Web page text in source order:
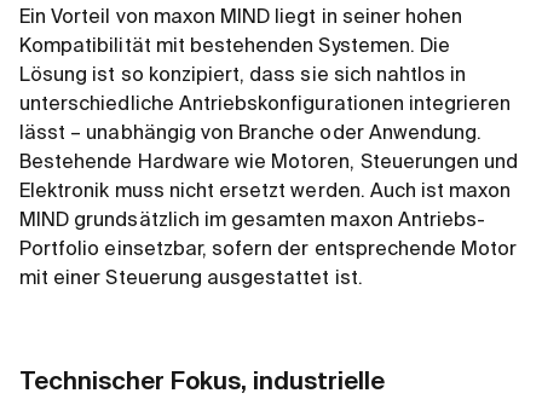
Ein Vorteil von maxon MIND liegt in seiner hohen
Kompatibilität mit bestehenden Systemen. Die
Lösung ist so konzipiert, dass sie sich nahtlos in
unterschiedliche Antriebskonfigurationen integrieren
lässt – unabhängig von Branche oder Anwendung.
Bestehende Hardware wie Motoren, Steuerungen und
Elektronik muss nicht ersetzt werden. Auch ist maxon
MIND grundsätzlich im gesamten maxon Antriebs-
Portfolio einsetzbar, sofern der entsprechende Motor
mit einer Steuerung ausgestattet ist.
Technischer Fokus, industrielle